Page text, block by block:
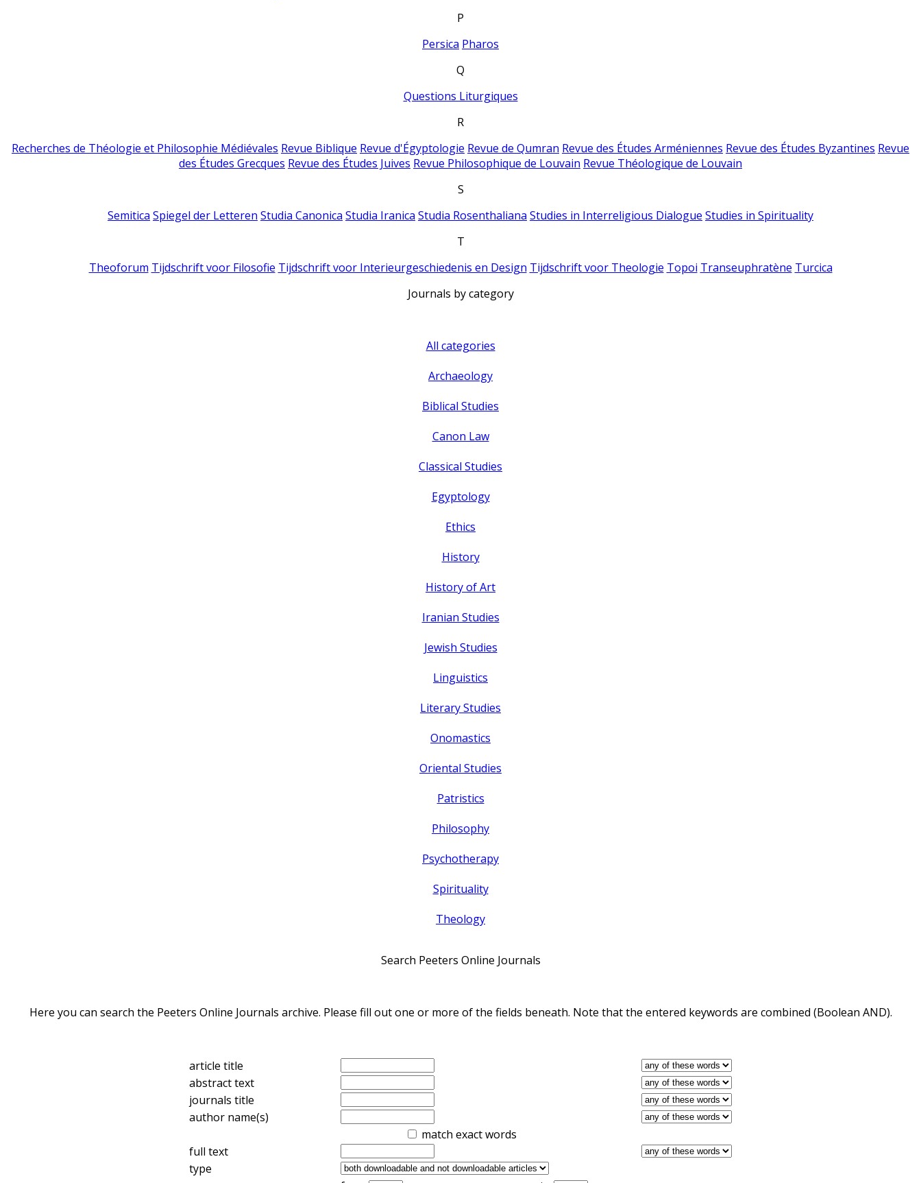
P
Persica Pharos
Q
Questions Liturgiques
R
Recherches de Théologie et Philosophie Médiévales Revue Biblique Revue d'Égyptologie Revue de Qumran Revue des Études Arméniennes Revue des Études Byzantines Revue
des Études Grecques Revue des Études Juives Revue Philosophique de Louvain Revue Théologique de Louvain
S
Semitica Spiegel der Letteren Studia Canonica Studia Iranica Studia Rosenthaliana Studies in Interreligious Dialogue Studies in Spirituality
T
Theoforum Tijdschrift voor Filosofie Tijdschrift voor Interieurgeschiedenis en Design Tijdschrift voor Theologie Topoi Transeuphratène Turcica
Journals by category
All categories
Archaeology
Biblical Studies
Canon Law
Classical Studies
Egyptology
Ethics
History
History of Art
Iranian Studies
Jewish Studies
Linguistics
Literary Studies
Onomastics
Oriental Studies
Patristics
Philosophy
Psychotherapy
Spirituality
Theology
Search Peeters Online Journals
Here you can search the Peeters Online Journals archive. Please fill out one or more of the fields beneath. Note that the entered keywords are combined (Boolean AND).
article title
abstract text
journals title
author name(s)
match exact words
full text
type